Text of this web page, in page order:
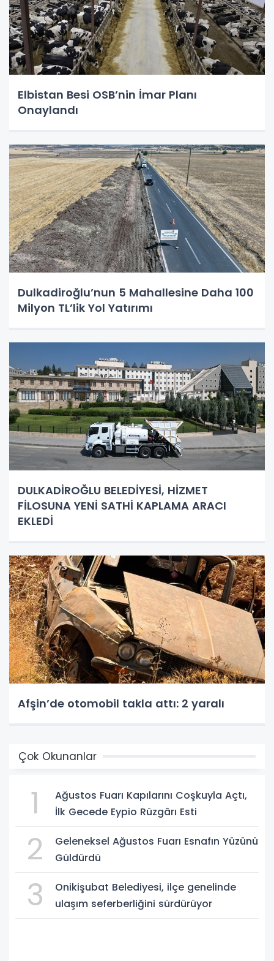
Elbistan Besi OSB’nin İmar Planı
Onaylandı
Dulkadiroğlu’nun 5 Mahallesine Daha 100
Milyon TL’lik Yol Yatırımı
DULKADİROĞLU BELEDİYESİ, HİZMET
FİLOSUNA YENİ SATHİ KAPLAMA ARACI
EKLEDİ
Afşin’de otomobil takla attı: 2 yaralı
Çok Okunanlar
1
Ağustos Fuarı Kapılarını Coşkuyla Açtı,
İlk Gecede Eypio Rüzgârı Esti
2
Geleneksel Ağustos Fuarı Esnafın Yüzünü
Güldürdü
3
Onikişubat Belediyesi, ilçe genelinde
ulaşım seferberliğini sürdürüyor